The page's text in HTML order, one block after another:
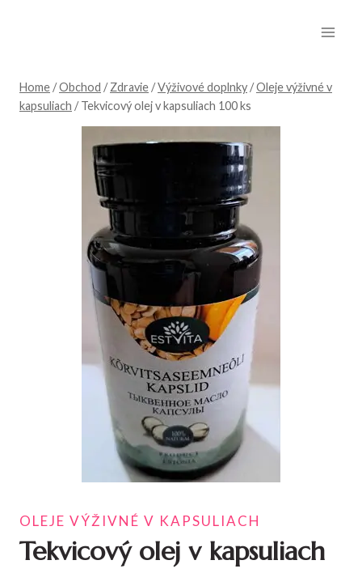
Home /Obchod / Zdravie /Výživové doplnky /Oleje výživné v
kapsuliach / Tekvicový olej v kapsuliach 100 ks
OLEJE VÝŽIVNÉ V KAPSULIACH
Tekvicový olej v kapsuliach